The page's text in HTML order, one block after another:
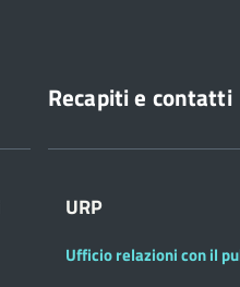
Recapiti e contatti
URP
Ufficio relazioni con il